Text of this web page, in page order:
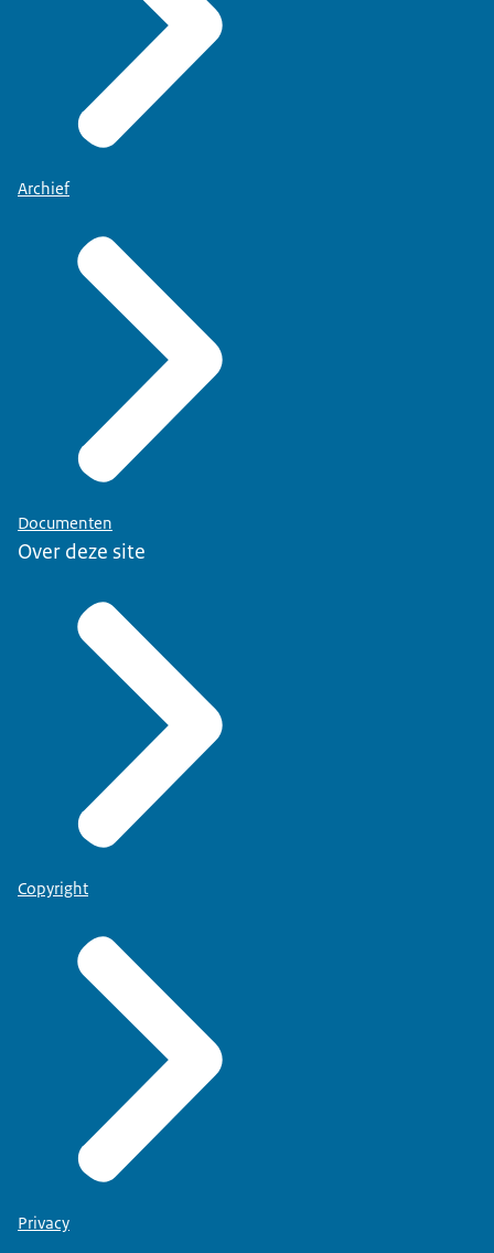
Archief
Documenten
Over deze site
Copyright
Privacy